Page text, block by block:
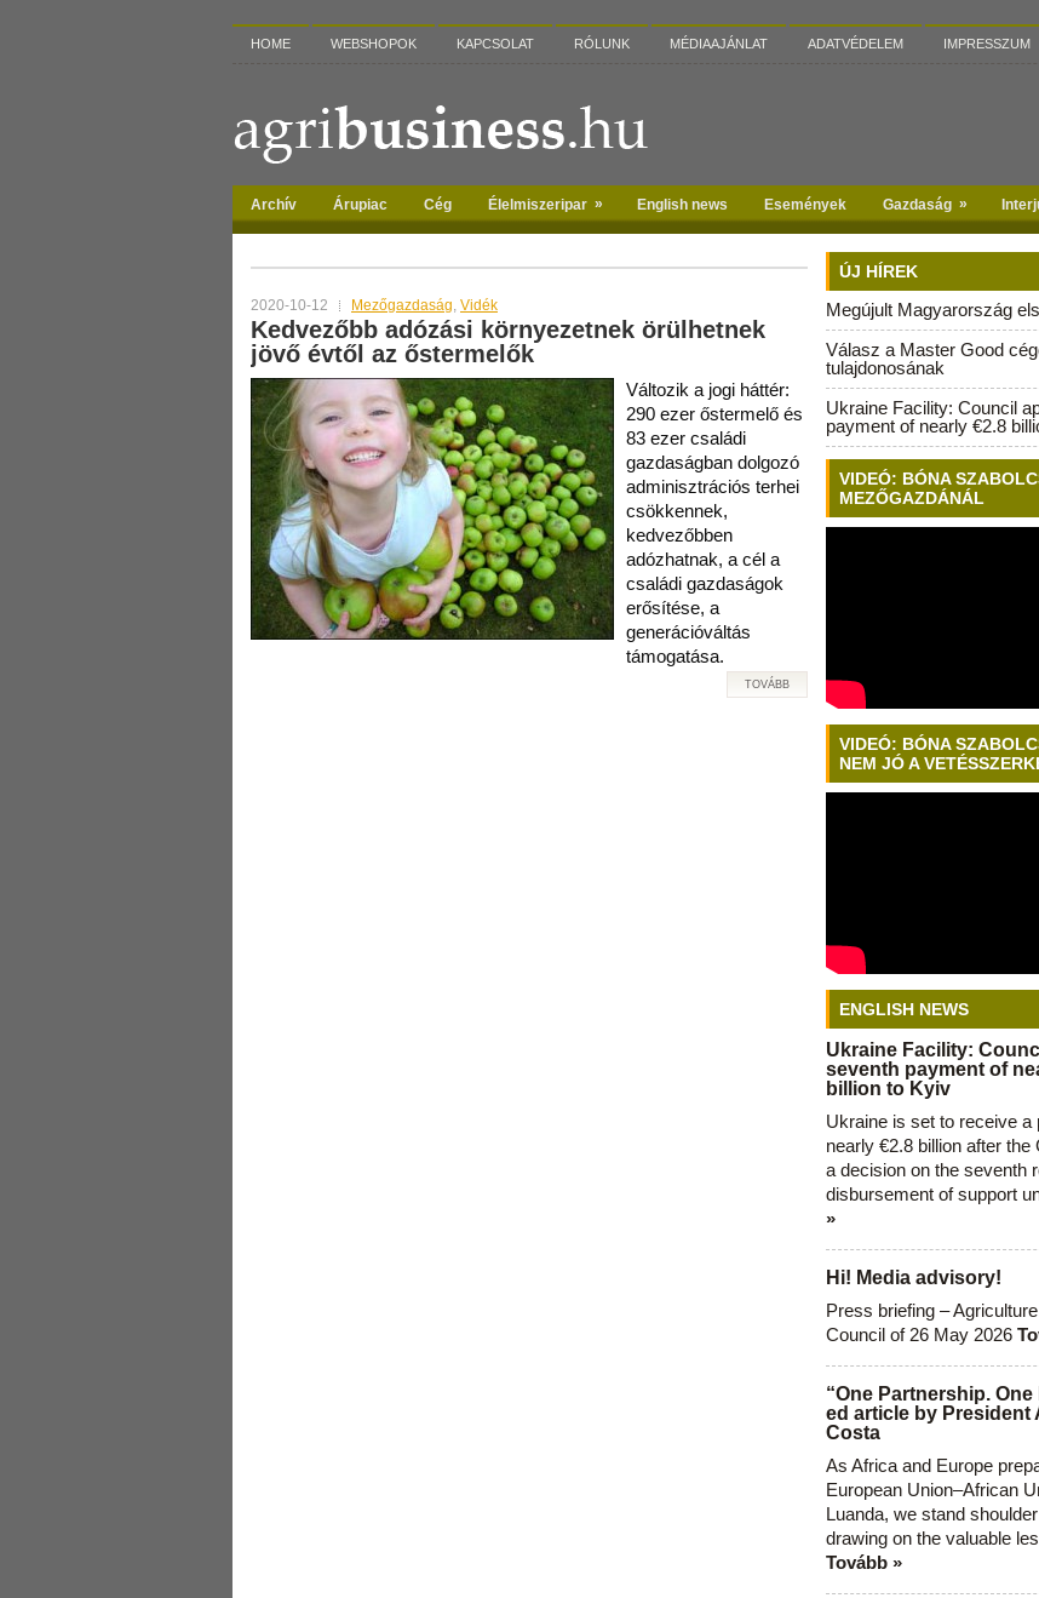
HOME WEBSHOPOK KAPCSOLAT RÓLUNK MÉDIAAJÁNLAT ADATVÉDELEM IMPRESSZUM
Archív Árupiac Cég Élelmiszeripar » English news Események Gazdaság »
2020-10-12 Mezőgazdaság, Vidék
Kedvezőbb adózási környezetnek örülhetnek
jövő évtől az őstermelők
Változik a jogi háttér:
290 ezer őstermelő és
83 ezer családi
gazdaságban dolgozó
adminisztrációs terhei
csökkennek,
kedvezőbben
adózhatnak, a cél a
családi gazdaságok
erősítése, a
generációváltás
támogatása.
TOVÁBB
ÚJ HÍREK
Megújult Magyarország
Válasz a Master Good
tulajdonosának
Ukraine Facility: Council
payment of nearly €2.8
VIDEÓ: BÓNA
MEZŐGAZDÁNÁL
VIDEÓ: BÓNA
NEM JÓ A
ENGLISH NEWS
Ukraine Facility:
seventh payment of
billion to Kyiv
Ukraine is set to receive a
nearly €2.8 billion after the
a decision on the seventh
disbursement of support
»
Hi! Media advisory!
Press briefing –
Council of 26 May 2026
“One Partnership. One
ed article by President
Costa
As Africa and Europe
European Union–African
Luanda, we stand
drawing on the valuable
Tovább »